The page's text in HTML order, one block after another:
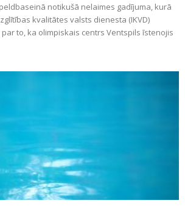
notikušā nelaimes gadījuma, kurā
kvalitātes valsts dienesta (IKVD)
to, ka olimpiskais centrs Ventspils īstenojis